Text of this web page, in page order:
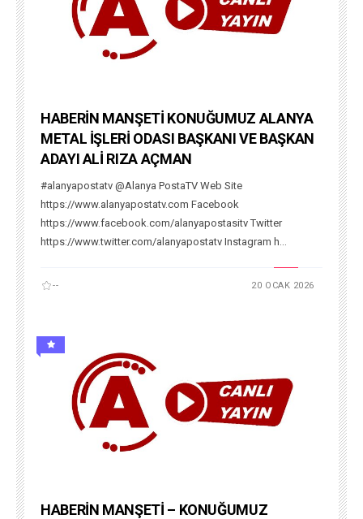
HABERİN MANŞETİ KONUĞUMUZ ALANYA
METAL İŞLERİ ODASI BAŞKANI VE BAŞKAN
ADAYI ALİ RIZA AÇMAN
#alanyapostatv @Alanya PostaTV Web Site
https://www.alanyapostatv.com Facebook
https://www.facebook.com/alanyapostasitv Twitter
https://www.twitter.com/alanyapostatv Instagram h...
-- 20 OCAK 2026
HABERİN MANŞETİ – KONUĞUMUZ